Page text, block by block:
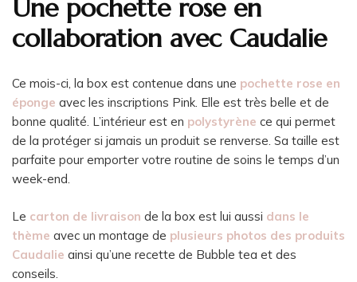
Une pochette rose en
collaboration avec Caudalie
Ce mois-ci, la box est contenue dans une pochette rose en
éponge avec les inscriptions Pink. Elle est très belle et de
bonne qualité. L’intérieur est en polystyrène ce qui permet
de la protéger si jamais un produit se renverse. Sa taille est
parfaite pour emporter votre routine de soins le temps d’un
week-end.
Le carton de livraison de la box est lui aussi dans le
thème avec un montage de plusieurs photos des produits
Caudalie ainsi qu’une recette de Bubble tea et des
conseils.